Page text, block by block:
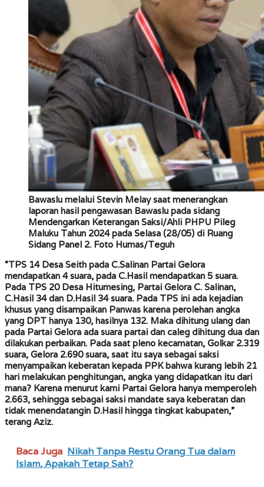
Bawaslu melalui Stevin Melay saat menerangkan
laporan hasil pengawasan Bawaslu pada sidang
Mendengarkan Keterangan Saksi/Ahli PHPU Pileg
Maluku Tahun 2024 pada Selasa (28/05) di Ruang
Sidang Panel 2. Foto Humas/Teguh
“TPS 14 Desa Seith pada C.Salinan Partai Gelora
mendapatkan 4 suara, pada C.Hasil mendapatkan 5 suara.
Pada TPS 20 Desa Hitumesing, Partai Gelora C. Salinan,
C.Hasil 34 dan D.Hasil 34 suara. Pada TPS ini ada kejadian
khusus yang disampaikan Panwas karena perolehan angka
yang DPT hanya 130, hasilnya 132. Maka dihitung ulang dan
pada Partai Gelora ada suara partai dan caleg dihitung dua dan
dilakukan perbaikan. Pada saat pleno kecamatan, Golkar 2.319
suara, Gelora 2.690 suara, saat itu saya sebagai saksi
menyampaikan keberatan kepada PPK bahwa kurang lebih 21
hari melakukan penghitungan, angka yang didapatkan itu dari
mana? Karena menurut kami Partai Gelora hanya memperoleh
2.663, sehingga sebagai saksi mandate saya keberatan dan
tidak menendatangin D.Hasil hingga tingkat kabupaten,”
terang Aziz.
Baca Juga Nikah Tanpa Restu Orang Tua dalam
Islam, Apakah Tetap Sah?